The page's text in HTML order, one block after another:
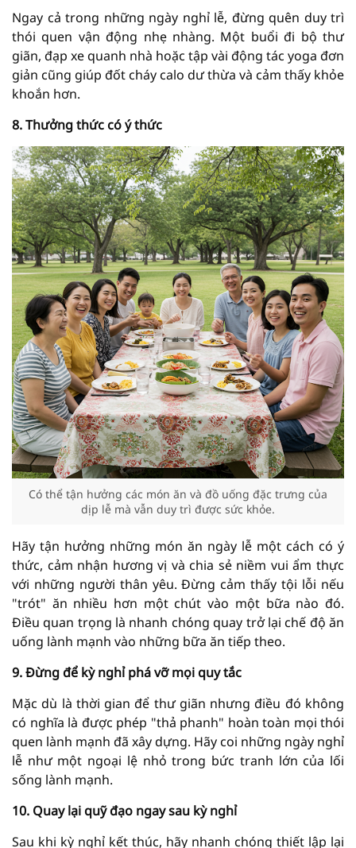
Ngay cả trong những ngày nghỉ lễ, đừng quên duy trì
thói quen vận động nhẹ nhàng. Một buổi đi bộ thư
giãn, đạp xe quanh nhà hoặc tập vài động tác yoga đơn
giản cũng giúp đốt cháy calo dư thừa và cảm thấy khỏe
khoắn hơn.
8. Thưởng thức có ý thức
Có thể tận hưởng các món ăn và đồ uống đặc trưng của
dịp lễ mà vẫn duy trì được sức khỏe.
Hãy tận hưởng những món ăn ngày lễ một cách có ý
thức, cảm nhận hương vị và chia sẻ niềm vui ẩm thực
với những người thân yêu. Đừng cảm thấy tội lỗi nếu
"trót" ăn nhiều hơn một chút vào một bữa nào đó.
Điều quan trọng là nhanh chóng quay trở lại chế độ ăn
uống lành mạnh vào những bữa ăn tiếp theo.
9. Đừng để kỳ nghỉ phá vỡ mọi quy tắc
Mặc dù là thời gian để thư giãn nhưng điều đó không
có nghĩa là được phép "thả phanh" hoàn toàn mọi thói
quen lành mạnh đã xây dựng. Hãy coi những ngày nghỉ
lễ như một ngoại lệ nhỏ trong bức tranh lớn của lối
sống lành mạnh.
10. Quay lại quỹ đạo ngay sau kỳ nghỉ
Sau khi kỳ nghỉ kết thúc, hãy nhanh chóng thiết lập lại